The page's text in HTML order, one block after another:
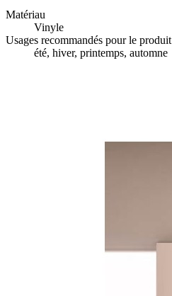
Matériau
Vinyle
Usages recommandés pour le produit
été, hiver, printemps, automne